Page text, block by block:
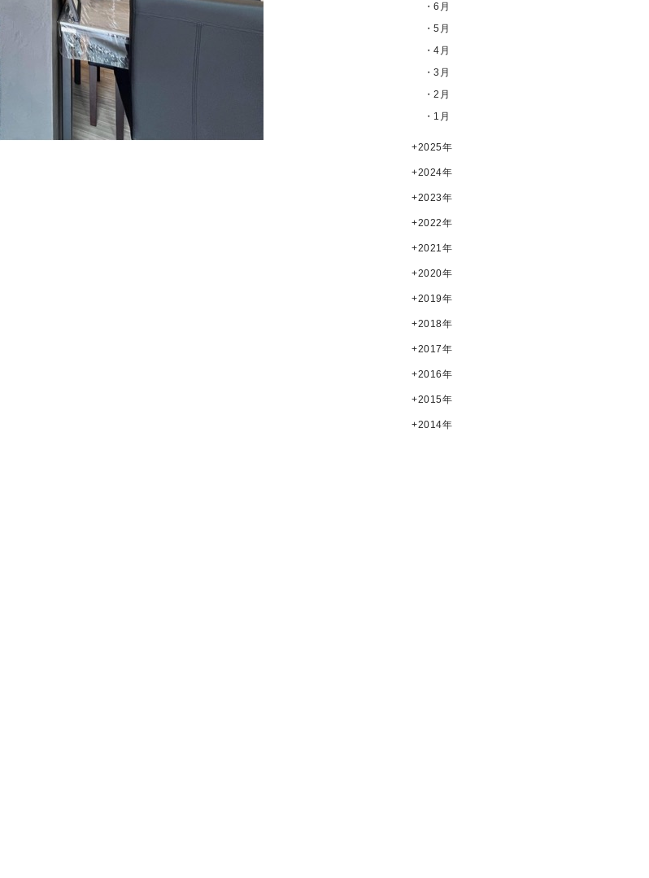
・6月
・5月
・4月
・3月
・2月
・1月
2025年
2024年
2023年
2022年
2021年
2020年
2019年
2018年
2017年
2016年
2015年
2014年